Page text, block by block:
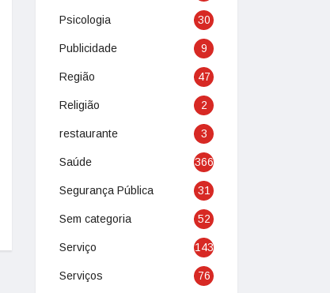
Psicologia 30
Publicidade 9
Região 47
Religião 2
restaurante 3
Saúde 366
Segurança Pública 31
Sem categoria 52
Serviço 143
Serviços 76